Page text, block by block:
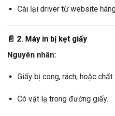
Cài lại driver từ website
📄 2. Máy in bị kẹt giấy
Nguyên nhân:
Giấy bị cong, rách, hoặc
Có vật lạ trong đường giấy.